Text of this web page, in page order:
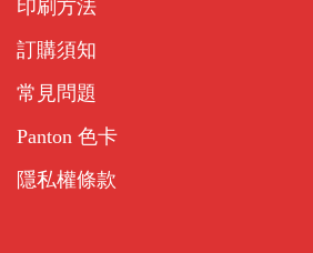
印刷方法
訂購須知
常見問題
Panton 色卡
隱私權條款